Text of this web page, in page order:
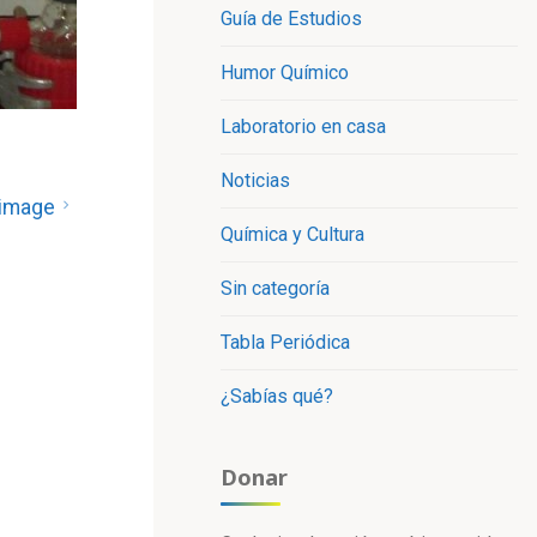
Guía de Estudios
Humor Químico
Laboratorio en casa
Noticias
Química y Cultura
Sin categoría
Tabla Periódica
¿Sabías qué?
Donar